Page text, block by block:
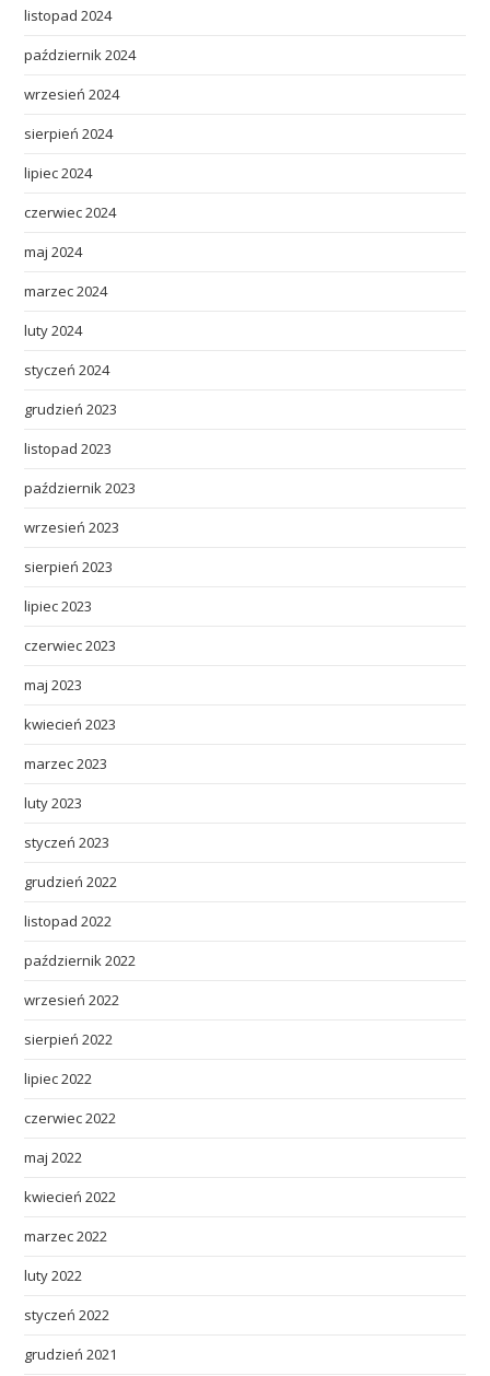
listopad 2024
październik 2024
wrzesień 2024
sierpień 2024
lipiec 2024
czerwiec 2024
maj 2024
marzec 2024
luty 2024
styczeń 2024
grudzień 2023
listopad 2023
październik 2023
wrzesień 2023
sierpień 2023
lipiec 2023
czerwiec 2023
maj 2023
kwiecień 2023
marzec 2023
luty 2023
styczeń 2023
grudzień 2022
listopad 2022
październik 2022
wrzesień 2022
sierpień 2022
lipiec 2022
czerwiec 2022
maj 2022
kwiecień 2022
marzec 2022
luty 2022
styczeń 2022
grudzień 2021